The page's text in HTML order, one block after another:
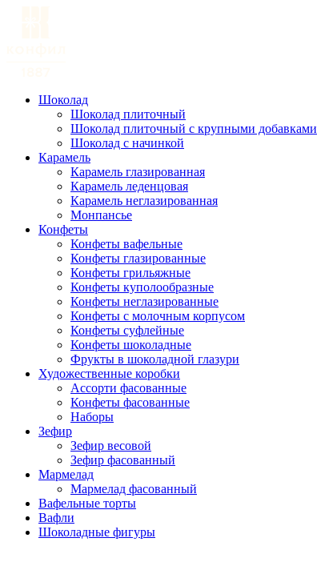
Шоколад
Шоколад плиточный
Шоколад плиточный с крупными добавками
Шоколад с начинкой
Карамель
Карамель глазированная
Карамель леденцовая
Карамель неглазированная
Монпансье
Конфеты
Конфеты вафельные
Конфеты глазированные
Конфеты грильяжные
Конфеты куполообразные
Конфеты неглазированные
Конфеты с молочным корпусом
Конфеты суфлейные
Конфеты шоколадные
Фрукты в шоколадной глазури
Художественные коробки
Ассорти фасованные
Конфеты фасованные
Наборы
Зефир
Зефир весовой
Зефир фасованный
Мармелад
Мармелад фасованный
Вафельные торты
Вафли
Шоколадные фигуры